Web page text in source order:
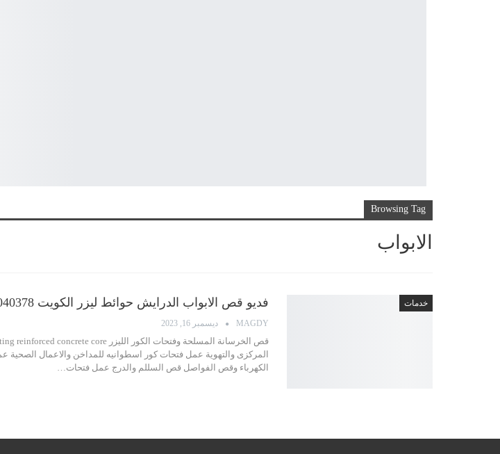
Browsing Tag
الابواب
خدمات فديو قص الابواب الدرايش حوائط ليزر الكويت 60040378
MAGDY ديسمبر 16, 2023
المركزى والتهوية عمل فتحات كور اسطوانيه للمداخن والاعمال الصحية
الكهرباء وقص الفواصل قص السللم والدرج عمل فتحات…